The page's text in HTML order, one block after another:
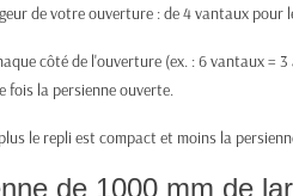
de votre ouverture : de 4 vantaux
côté de l'ouverture (ex. : 6 vantaux
fois la persienne ouverte.
le repli est compact et moins la
de 1000 mm de